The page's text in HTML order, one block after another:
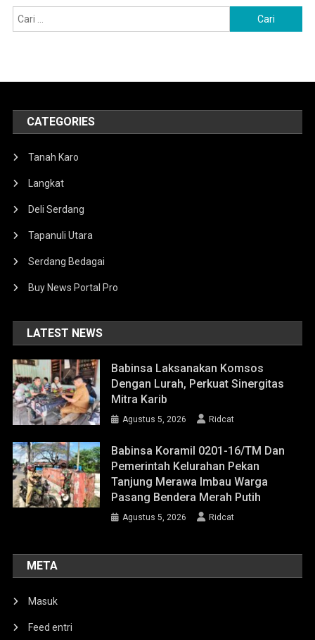
untuk:
CATEGORIES
Tanah Karo
Langkat
Deli Serdang
Tapanuli Utara
Serdang Bedagai
Buy News Portal Pro
LATEST NEWS
Babinsa Laksanakan Komsos
Dengan Lurah, Perkuat Sinergitas
Mitra Karib
Agustus 5, 2026 Ridcat
Babinsa Koramil 0201-16/TM Dan
Pemerintah Kelurahan Pekan
Tanjung Merawa Imbau Warga
Pasang Bendera Merah Putih
Agustus 5, 2026 Ridcat
META
Masuk
Feed entri